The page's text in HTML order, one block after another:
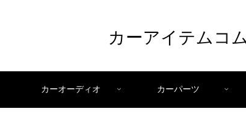
カーアイテムコム
カーオーディオ カーパーツ